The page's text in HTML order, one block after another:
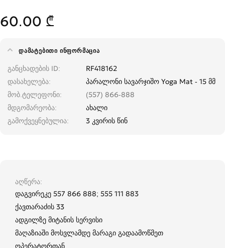
60.00 ₾
ᲓᲐᲛᲐᲢᲔᲑᲘᲗᲘ ᲘᲜᲤᲝᲠᲛᲐᲪᲘᲐ
განცხადების ID
RF418162
დასახელება
პარალონი სავარჯიშო Yoga Mat - 15 მმ
მობ.ტელეფონი
(557) 866-888
მდგომარეობა
ახალი
გამოქვეყნებულია
3 კვირის წინ
აღწერა
დაგვირეკე 557 866 888; 555 111 883
ქავთარაძის 33
ადგილზე მიტანის სერვისი
მაღაზიაში მოსვლამდე მარაგი გადაამოწმეთ
ოპერატორთან